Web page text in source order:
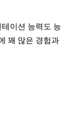
이션 능력도 능
꽤 많은 경험과